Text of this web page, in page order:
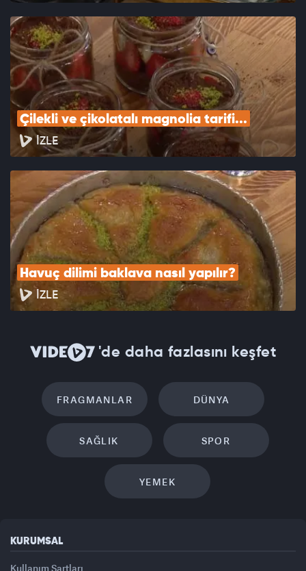
Çilekli ve çikolatalı magnolia tarifi...
İZLE
Havuç dilimi baklava nasıl yapılır?
İZLE
'de daha fazlasını keşfet
FRAGMANLAR DÜNYA
SAĞLIK SPOR
YEMEK
KURUMSAL
Kullanım Şartları